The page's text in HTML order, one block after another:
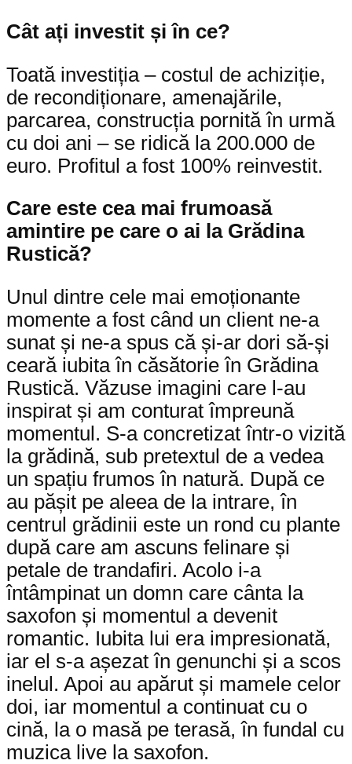
Cât ați investit și în ce?
Toată investiția – costul de achiziție,
de recondiționare, amenajările,
parcarea, construcția pornită în urmă
cu doi ani – se ridică la 200.000 de
euro. Profitul a fost 100% reinvestit.
Care este cea mai frumoasă
amintire pe care o ai la Grădina
Rustică?
Unul dintre cele mai emoționante
momente a fost când un client ne-a
sunat și ne-a spus că și-ar dori să-și
ceară iubita în căsătorie în Grădina
Rustică. Văzuse imagini care l-au
inspirat și am conturat împreună
momentul. S-a concretizat într-o vizită
la grădină, sub pretextul de a vedea
un spațiu frumos în natură. După ce
au pășit pe aleea de la intrare, în
centrul grădinii este un rond cu plante
după care am ascuns felinare și
petale de trandafiri. Acolo i-a
întâmpinat un domn care cânta la
saxofon și momentul a devenit
romantic. Iubita lui era impresionată,
iar el s-a așezat în genunchi și a scos
inelul. Apoi au apărut și mamele celor
doi, iar momentul a continuat cu o
cină, la o masă pe terasă, în fundal cu
muzica live la saxofon.